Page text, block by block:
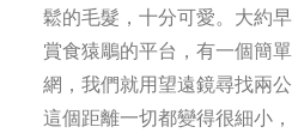
鬆的毛髮，十分可愛。大約
賞食猿鵰的平台，有一個簡
網，我們就用望遠鏡尋找兩
這個距離一切都變得很細小